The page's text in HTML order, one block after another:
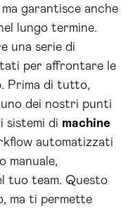
garantisce anche
lungo termine.
una serie di
per affrontare le
Prima di tutto,
dei nostri punti
sistemi di machine
automatizzati
manuale,
tuo team. Questo
ma ti permette